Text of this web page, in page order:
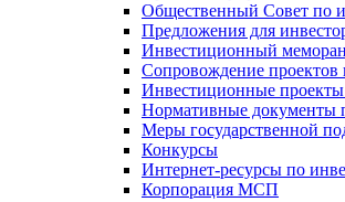
Общественный Совет по
Предложения для
Инвестиционный
Сопровождение
Инвестиционные
Нормативные документы
Меры государственной
Конкурсы
Интернет-ресурсы по
Корпорация МСП